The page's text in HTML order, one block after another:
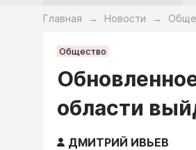
Главная → Новости →
Общество
области
ДМИТРИЙ ИВЬЕВ